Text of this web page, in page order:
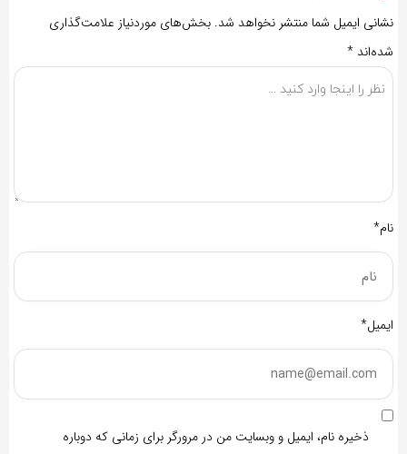
نشانی ایمیل شما منتشر نخواهد شد. بخش‌های موردنیاز علامت‌گذاری
شده‌اند *
نام*
ایمیل*
ذخیره نام، ایمیل و وبسایت من در مرورگر برای زمانی که دوباره